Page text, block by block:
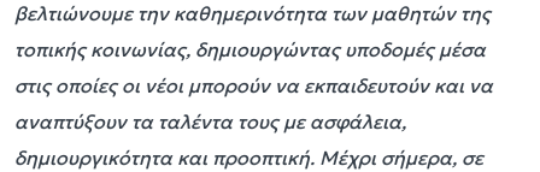
βελτιώνουμε την καθημερινότητα των μαθητών της
τοπικής κοινωνίας, δημιουργώντας υποδομές μέσα
στις οποίες οι νέοι μπορούν να εκπαιδευτούν και να
αναπτύξουν τα ταλέντα τους με ασφάλεια,
δημιουργικότητα και προοπτική. Μέχρι σήμερα, σε